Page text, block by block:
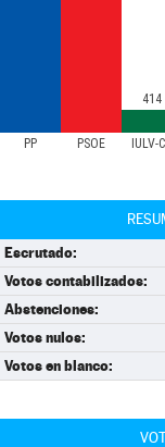
PP PSOE IULV-
414
Escrutado:
Votos contabilizados:
Abstenciones:
Votos nulos:
Votos en blanco: